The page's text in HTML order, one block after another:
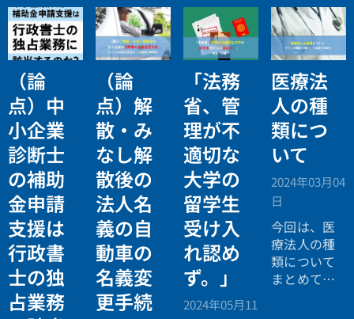
（論
点）中
小企業
診断士
の補助
金申請
支援は
行政書
士の独
占業務
（論
点）解
散・み
なし解
散後の
法人名
義の自
動車の
名義変
更手続
「法務
省、管
理が不
適切な
大学の
留学生
受け入
れ認め
ず。」
2024年05月11
医療法
人の種
類につ
いて
2024年03月04
日
今回は、医
療法人の種
類について
まとめてみ